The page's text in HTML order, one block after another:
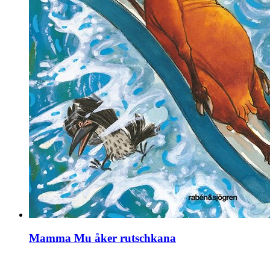
Mamma Mu åker rutschkana